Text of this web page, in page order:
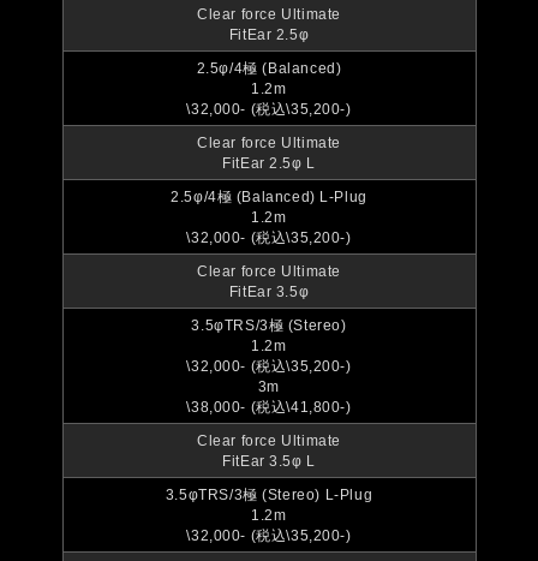
Clear force Ultimate
FitEar 2.5φ
2.5φ/4極 (Balanced)
1.2m
\32,000- (税込\35,200-)
Clear force Ultimate
FitEar 2.5φ L
2.5φ/4極 (Balanced) L-Plug
1.2m
\32,000- (税込\35,200-)
Clear force Ultimate
FitEar 3.5φ
3.5φTRS/3極 (Stereo)
1.2m
\32,000- (税込\35,200-)
3m
\38,000- (税込\41,800-)
Clear force Ultimate
FitEar 3.5φ L
3.5φTRS/3極 (Stereo) L-Plug
1.2m
\32,000- (税込\35,200-)